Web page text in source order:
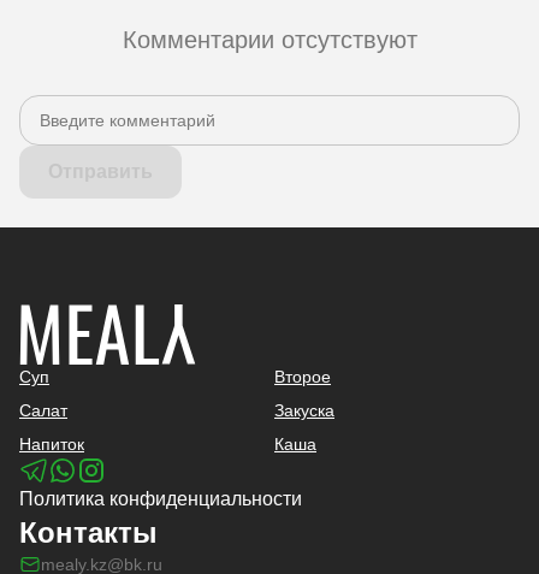
Комментарии отсутствуют
Суп
Второе
Салат
Закуска
Напиток
Каша
Политика конфиденциальности
Контакты
mealy.kz@bk.ru